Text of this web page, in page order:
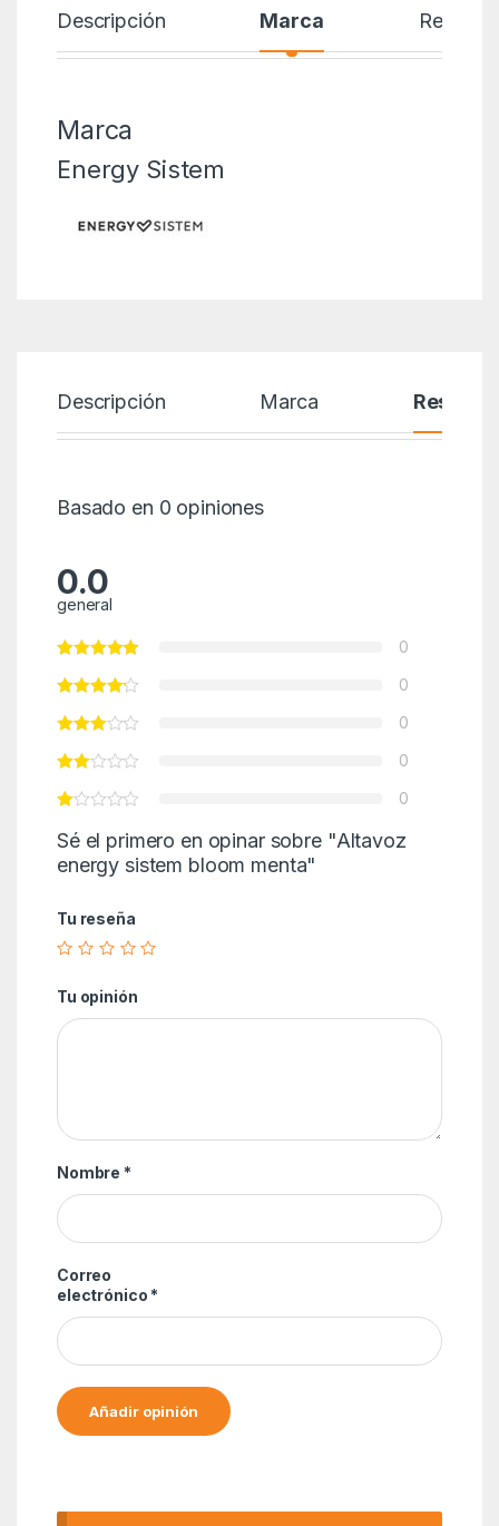
Descripción Marca Reseñas
Marca
Energy Sistem
Descripción Marca Reseñas
Basado en 0 opiniones
0.0
general
0
0
0
0
0
Sé el primero en opinar sobre "Altavoz
energy sistem bloom menta"
Tu reseña
Tu opinión
Nombre *
Correo
electrónico *